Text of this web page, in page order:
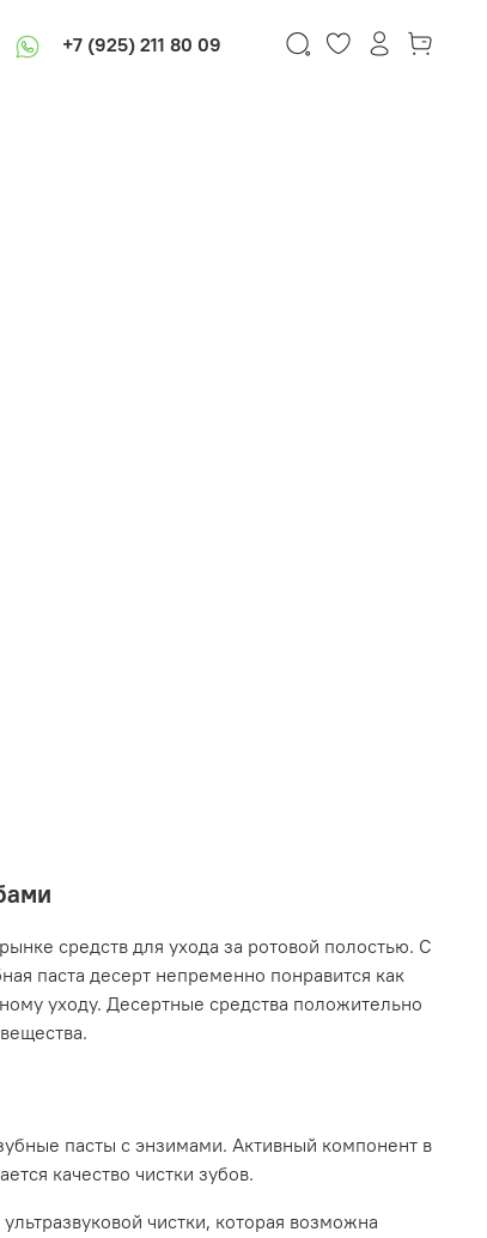
+7 (925) 211 80 09
средств для ухода за ротовой полостью. С
паста десерт непременно понравится как
уходу. Десертные средства положительно
пасты с энзимами. Активный компонент в
качество чистки зубов.
чистки, которая возможна